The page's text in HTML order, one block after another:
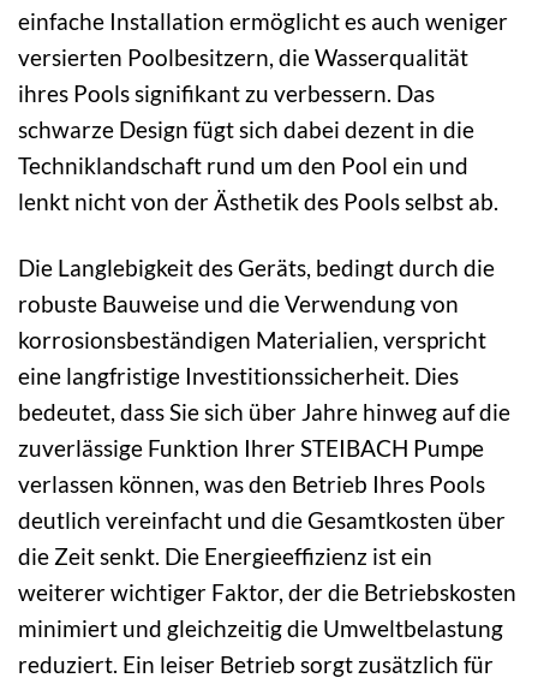
einfache Installation ermöglicht es auch weniger
versierten Poolbesitzern, die Wasserqualität
ihres Pools signifikant zu verbessern. Das
schwarze Design fügt sich dabei dezent in die
Techniklandschaft rund um den Pool ein und
lenkt nicht von der Ästhetik des Pools selbst ab.
Die Langlebigkeit des Geräts, bedingt durch die
robuste Bauweise und die Verwendung von
korrosionsbeständigen Materialien, verspricht
eine langfristige Investitionssicherheit. Dies
bedeutet, dass Sie sich über Jahre hinweg auf die
zuverlässige Funktion Ihrer STEIBACH Pumpe
verlassen können, was den Betrieb Ihres Pools
deutlich vereinfacht und die Gesamtkosten über
die Zeit senkt. Die Energieeffizienz ist ein
weiterer wichtiger Faktor, der die Betriebskosten
minimiert und gleichzeitig die Umweltbelastung
reduziert. Ein leiser Betrieb sorgt zusätzlich für